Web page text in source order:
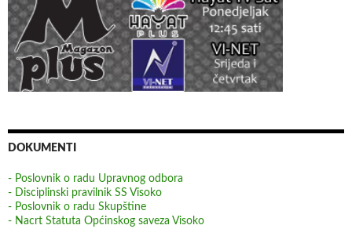
DOKUMENTI
- Poslovnik o radu Upravnog odbora
- Disciplinski pravilnik SS Visoko
- Poslovnik o radu Skupštine
- Nacrt Statuta Općinskog saveza Visoko